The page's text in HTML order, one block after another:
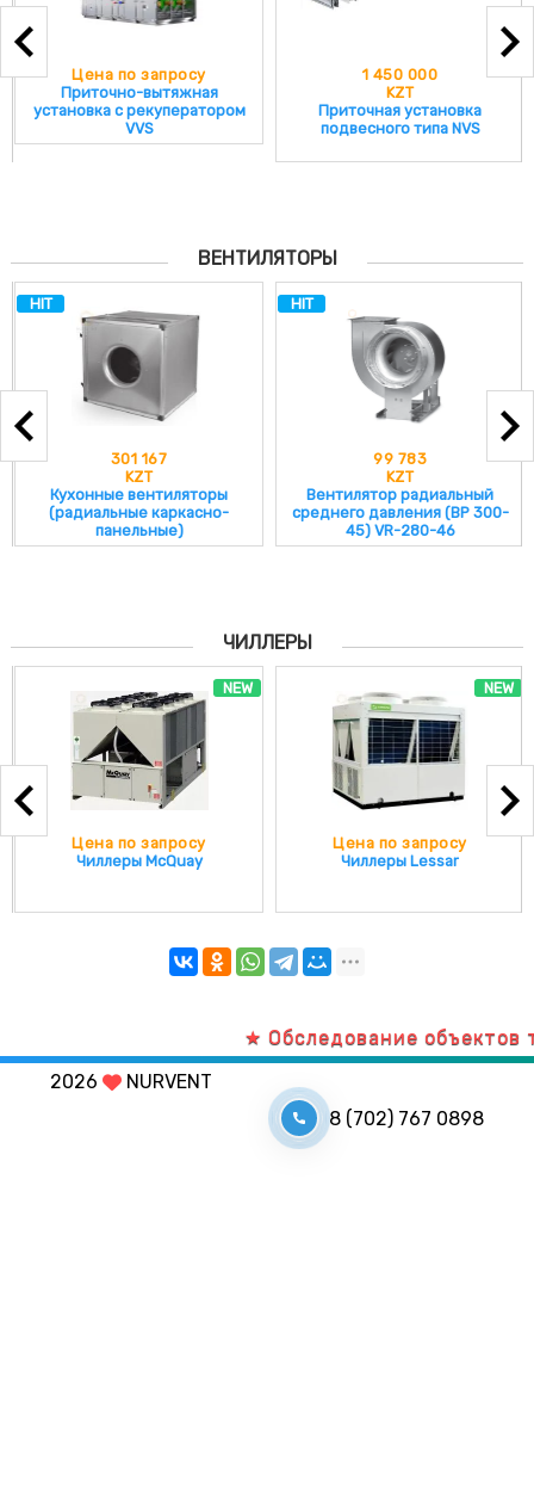
1 450 000
KZT
Приточная установка
подвесного типа NVS
Цена по запросу
Приточная установка N-TYPE
NVS
ВЕНТИЛЯТОРЫ
HIT
301 167
KZT
Кухонные вентиляторы
(радиальные каркасно-
панельные)
HIT
99 783
KZT
Вентилятор радиальный
среднего давления (ВР 300-
45) VR-280-46
ЧИЛЛЕРЫ
NEW
Цена по запросу
Чиллеры McQuay
NEW
Цена по запросу
Чиллеры Lessar
★ Обследование объектов
2026
NURVENT
8 (702) 767 0898